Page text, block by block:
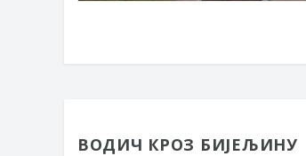
ВОДИЧ КРОЗ БИЈЕЉИНУ